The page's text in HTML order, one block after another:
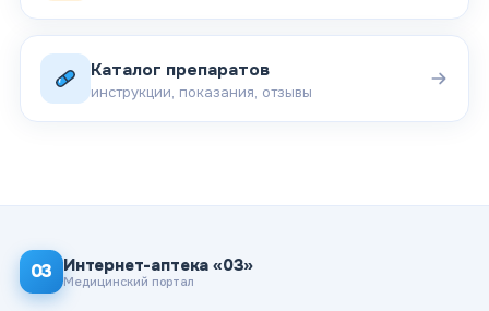
Каталог препаратов
инструкции, показания, отзывы
03 Интернет-аптека «03»
Медицинский портал